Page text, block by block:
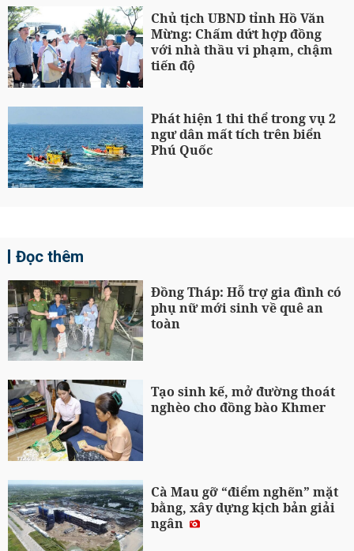
Chủ tịch UBND tỉnh Hồ Văn
Mừng: Chấm dứt hợp đồng
với nhà thầu vi phạm, chậm
tiến độ
Phát hiện 1 thi thể trong vụ 2
ngư dân mất tích trên biển
Phú Quốc
Đọc thêm
Đồng Tháp: Hỗ trợ gia đình có
phụ nữ mới sinh về quê an
toàn
Tạo sinh kế, mở đường thoát
nghèo cho đồng bào Khmer
Cà Mau gỡ “điểm nghẽn” mặt
bằng, xây dựng kịch bản giải
ngân